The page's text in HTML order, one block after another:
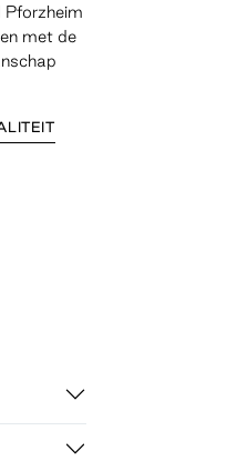
Pforzheim
met de